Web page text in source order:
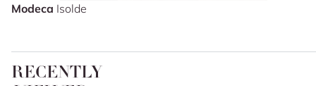
Modeca Isolde
RECENTLY